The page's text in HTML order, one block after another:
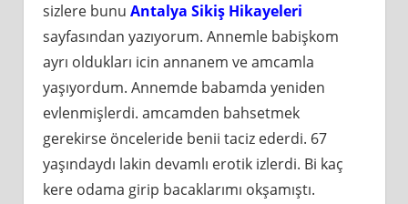
sizlere bunu Antalya Sikiş Hikayeleri
sayfasından yazıyorum. Annemle babişkom
ayrı oldukları icin annanem ve amcamla
yaşıyordum. Annemde babamda yeniden
evlenmişlerdi. amcamden bahsetmek
gerekirse önceleride benii taciz ederdi. 67
yaşındaydı lakin devamlı erotik izlerdi. Bi kaç
kere odama girip bacaklarımı okşamıştı.